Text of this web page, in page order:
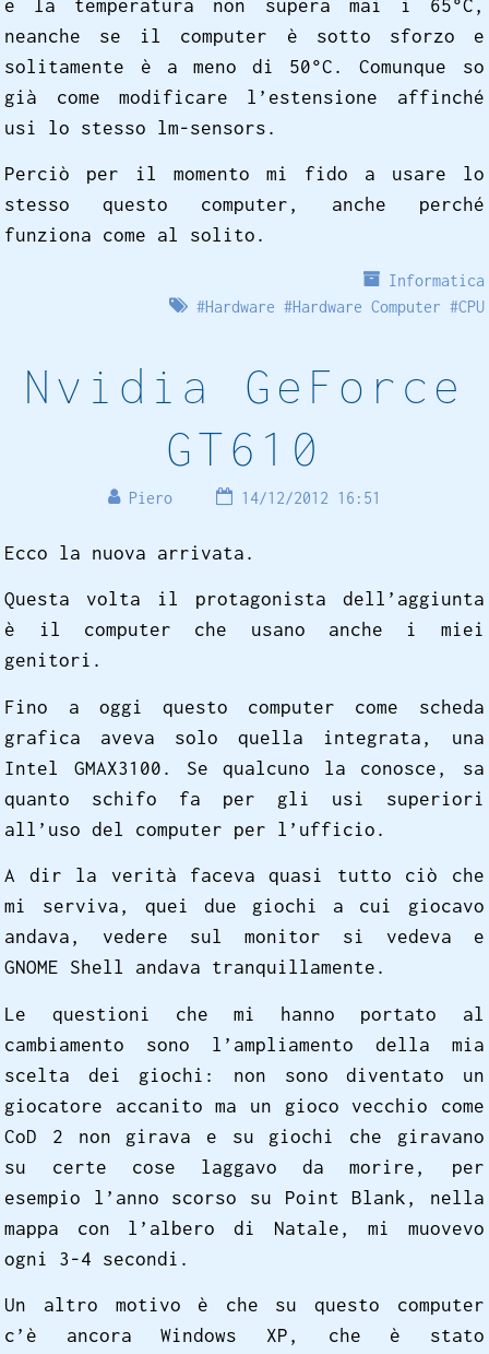
e la temperatura non supera mai i 65°C,
neanche se il computer è sotto sforzo e
solitamente è a meno di 50°C. Comunque so
già come modificare l’estensione affinché
usi lo stesso lm-sensors.
Perciò per il momento mi fido a usare lo
stesso questo computer, anche perché
funziona come al solito.
Informatica
#Hardware #Hardware Computer #CPU
Nvidia GeForce
GT610
Piero 14/12/2012 16:51
Ecco la nuova arrivata.
Questa volta il protagonista dell’aggiunta
è il computer che usano anche i miei
genitori.
Fino a oggi questo computer come scheda
grafica aveva solo quella integrata, una
Intel GMAX3100. Se qualcuno la conosce, sa
quanto schifo fa per gli usi superiori
all’uso del computer per l’ufficio.
A dir la verità faceva quasi tutto ciò che
mi serviva, quei due giochi a cui giocavo
andava, vedere sul monitor si vedeva e
GNOME Shell andava tranquillamente.
Le questioni che mi hanno portato al
cambiamento sono l’ampliamento della mia
scelta dei giochi: non sono diventato un
giocatore accanito ma un gioco vecchio come
CoD 2 non girava e su giochi che giravano
su certe cose laggavo da morire, per
esempio l’anno scorso su Point Blank, nella
mappa con l’albero di Natale, mi muovevo
ogni 3-4 secondi.
Un altro motivo è che su questo computer
c’è ancora Windows XP, che è stato